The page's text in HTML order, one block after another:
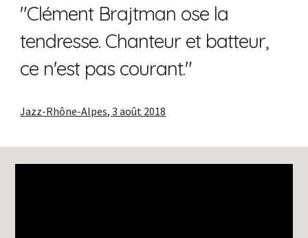
"Clément Brajtman ose la
tendresse. Chanteur et batteur,
ce n'est pas courant."
Jazz-Rhône-Alpes, 3 août 2018